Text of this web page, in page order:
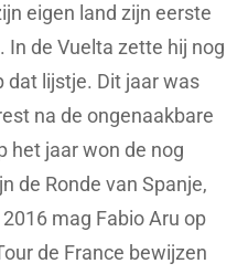
eigen land zijn eerste
In de Vuelta zette hij nog
dat lijstje. Dit jaar was
na de ongenaakbare
het jaar won de nog
de Ronde van Spanje,
mag Fabio Aru op
de France bewijzen